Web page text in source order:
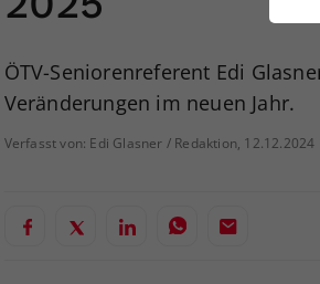
ÖTV-Seniorenreferent Edi
Veränderungen im neuen Jahr.
Verfasst von: Edi Glasner / Redaktion, 12.12.2024